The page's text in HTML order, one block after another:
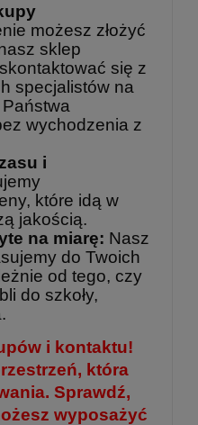
możesz złożyć
sklep
się z
specjalistów na
wychodzenia z
i
które idą w
jakością.
na miarę: Nasz
do Twoich
od tego, czy
do szkoły,
i kontaktu!
która
Sprawdź,
wyposażyć